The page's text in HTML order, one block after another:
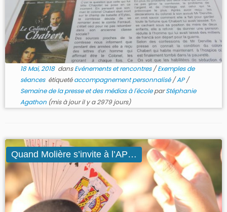
18 Mai, 2018dansEvénements et rencontres/Exemples de
séances étiquetéaccompagnement personnalisé/AP/
Semaine de la presse et des médias à l'écoleparStéphanie
Agathon(mis à jour il y a 2979 jours)
Quand Molière s’invite à l’AP…